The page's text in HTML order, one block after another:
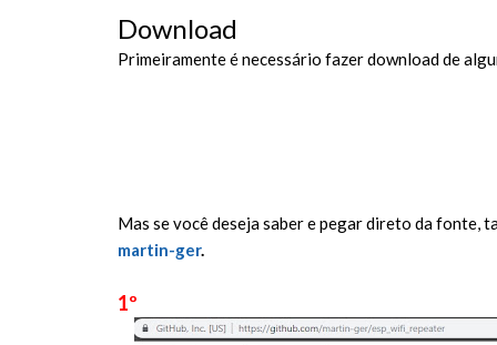
Download
Primeiramente é necessário fazer download de
Mas se você deseja saber e pegar direto da fonte,
martin-ger.
1º